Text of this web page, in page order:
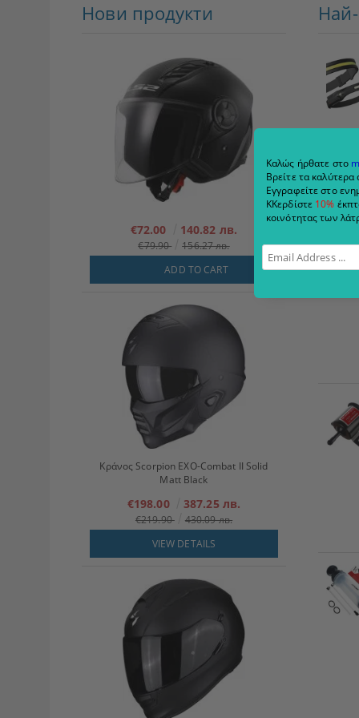
Нови продукти
€72.00 140.82 лв.
€79.90
156.27 лв.
ADD TO CART
Κράνος Scorpion EXO-Combat II Solid
Matt Black
€198.00 387.25 лв.
€219.90
430.09 лв.
VIEW DETAILS
Καλώς ήρθατε στο
Βρείτε τα καλύτερα
Εγγραφείτε στο
ΚΚερδίστε 10%
κοινότητας των